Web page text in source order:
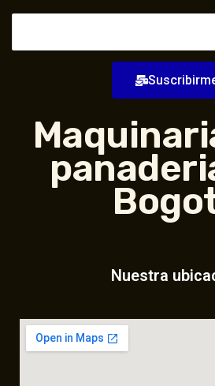
Nuestra